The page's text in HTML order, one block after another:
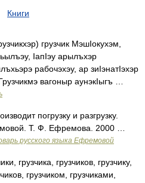
Книги
грузчик МэшIокухэм,
IапIэу арылъхэр
рабочэхэу, ар зиIэнатIэхэр
вагоныр аунэкIыгъ …
погрузку и разгрузку.
Т. Ф. Ефремова. 2000 …
русского языка Ефремовой
грузчика, грузчиков, грузчику,
грузчиком, грузчиками,